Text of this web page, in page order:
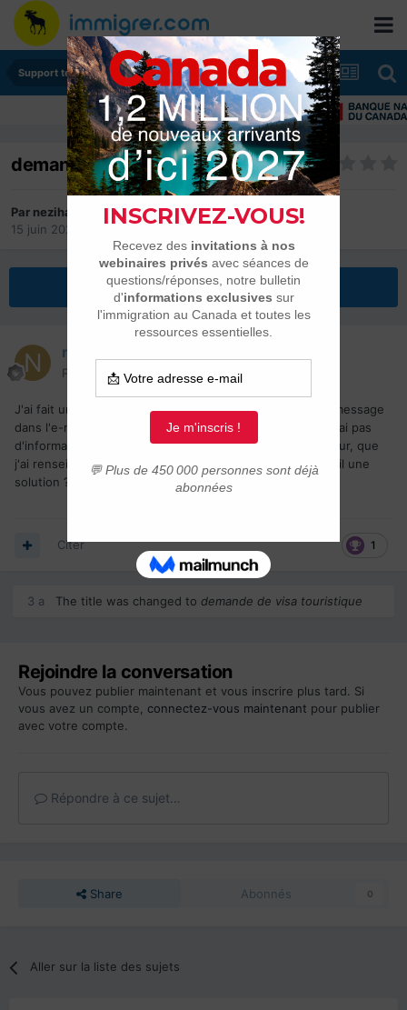
Support technique
demande de visa touristique
Par neziha
15 juin 2023
Répondre à ce sujet
neziha
Posté(e)15 juin 2023
J'ai fait une demande de visa touristique, et j'ai reçu un message
dans l'e-mail, mais mon compte clégc est suspendu, je n'ai pas
d'informations sur la date de mon voyage et de mon retour, que
j'ai renseigné dans la demande la première fois. Existe-t-il une
solution ?
1
Citer
3 a The title was changed to demande de visa touristique
Rejoindre la conversation
Vous pouvez publier maintenant et vous inscrire plus tard. Si
vous avez un compte, connectez-vous maintenant pour publier
avec votre compte.
Répondre à ce sujet…
Share Abonnés 0
Aller sur la liste des sujets